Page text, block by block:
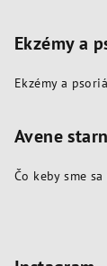
Ekzémy a
Ekzémy a
Avene
Čo keby sme